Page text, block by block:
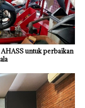
untuk perbaikan